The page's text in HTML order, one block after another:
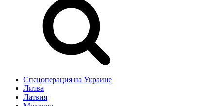
Спецоперация на Украине
Литва
Латвия